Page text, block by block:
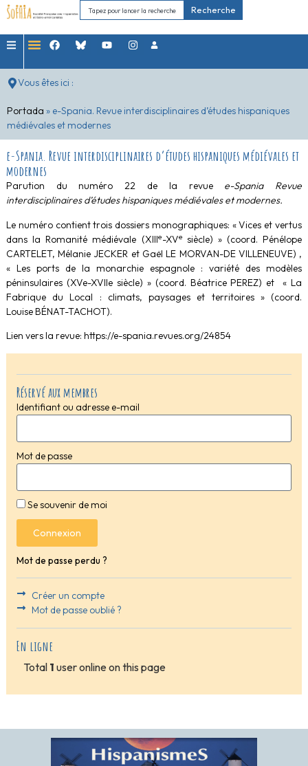
Recherche
Vous êtes ici :
Portada » e-Spania. Revue interdisciplinaires d’études hispaniques
médiévales et modernes
Réservé aux membres
Identifiant ou adresse e-mail
Mot de passe
Se souvenir de moi
Connexion
Mot de passe perdu ?
Créer un compte
Mot de passe oublié ?
En ligne
Total 1 user online on this page
e-Spania. Revue interdisciplinaires d’études hispaniques médiévales et
modernes
Parution du numéro 22 de la revuee-Spania Revue
interdisciplinaires d’études hispaniques médiévales et modernes.
Le numéro contient trois dossiers monographiques: « Vices et vertus
dans la Romanité médiévale (XIIIe-XVe siècle) » (coord. Pénélope
CARTELET, Mélanie JECKER et Gaël LE MORVAN-DE VILLENEUVE) ,
« Les ports de la monarchie espagnole : variété des modèles
péninsulaires (XVe-XVIIe siècle) » (coord. Béatrice PEREZ) et« La
Fabrique du Local : climats, paysages et territoires » (coord.
Louise BÉNAT-TACHOT).
Lien vers la revue: https://e-spania.revues.org/24854